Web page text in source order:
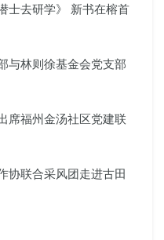
士去研学》 新书在榕首
与林则徐基金会党支部
席福州金汤社区党建联
协联合采风团走进古田